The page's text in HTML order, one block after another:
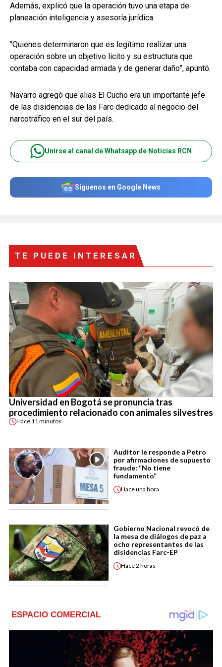
Además, explicó que la operación tuvo una etapa de
planeación inteligencia y asesoría jurídica.
“Quienes determinaron que es legítimo realizar una
operación sobre un objetivo licito y su estructura que
contaba con capacidad armada y de generar daño”, apuntó.
Navarro agregó que alias El Cucho era un importante jefe
de las disidencias de las Farc dedicado al negocio del
narcotráfico en el sur del país.
Unirse al canal de Whatsapp de Noticias RCN
Síguenos en Google News
TE PUEDE INTERESAR
Universidad en Bogotá se pronuncia tras
procedimiento relacionado con animales silvestres
Hace 11 minutos
Auditor le responde a Petro
por afirmaciones de supuesto
fraude: “No tiene
fundamento”
Haceuna hora
Gobierno Nacional revocó de
la mesa de diálogos de paz a
ocho representantes de las
disidencias Farc-EP
Hace2 horas